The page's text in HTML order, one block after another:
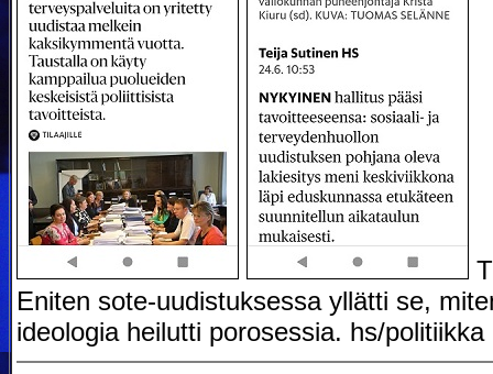
Eniten sote-uudistuksessa yllätti se,
ideologia heilutti porosessia. hs/politiikka